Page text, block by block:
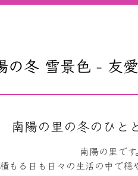
の冬 雪景色 - 友
南陽の里の冬のひと
南陽の里です。
もる日も日々の生活の中で穏